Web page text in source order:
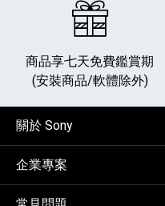
商品享七天免費鑑賞期
(安裝商品/軟體除外)
關於 Sony
企業專案